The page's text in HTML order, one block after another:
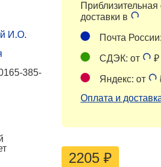
И.О.
385-
Приблизительная
доставки в
Почта
СДЭК: от ₽
Яндекс: от
Оплата и
2205 ₽